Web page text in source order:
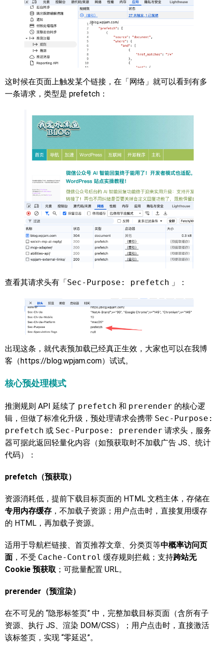
这时候在页面上触发某个链接，在「网络」就可以看到有多
一条请求，类型是 prefetch：
查看其请求头有「Sec-Purpose: prefetch 」：
出现这条，就代表预加载已经真正生效，大家也可以在我博
客（https://blog.wpjam.com）试试。
核心预处理模式
推测规则 API 延续了 prefetch 和 prerender 的核心逻
辑，但做了标准化升级，预处理请求会携带 Sec-Purpose:
prefetch 或 Sec-Purpose: prerender 请求头，服务
器可据此返回轻量化内容（如预获取时不加载广告 JS、统计
代码）：
prefetch （预获取）
资源消耗低，提前下载目标页面的 HTML 文档主体，存储在
专用内存缓存 ，不加载子资源；用户点击时，直接复用缓存
的 HTML，再加载子资源。
适用于导航栏链接、首页推荐文章、分类页等中概率访问页
面 ，不受 Cache-Control 缓存规则拦截；支持跨站无
Cookie 预获取 ；可批量配置 URL。
prerender（预渲染）
在不可见的 “隐形标签页” 中，完整加载目标页面（含所有子
资源、执行 JS、渲染 DOM/CSS）；用户点击时，直接激活
该标签页，实现 “零延迟”。